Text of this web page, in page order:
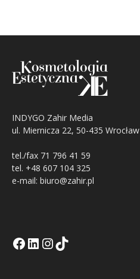
INDYGO Zahir Media
ul. Miernicza 22, 50-435 Wrocław
tel./fax 71 796 41 59
tel. +48 607 104 325
e-mail: biuro@zahir.pl
Facebook
LinkedIn
Tik Tok KEInstagramm KE